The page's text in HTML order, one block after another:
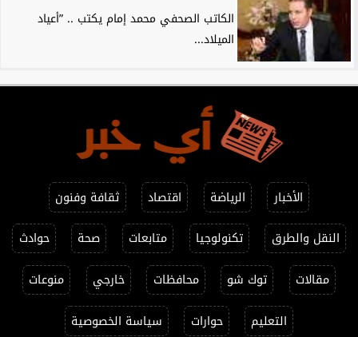
الكاتب الصحفي محمد إمام يكتب .. ”أعياد
الميلاد...
الأخبار الرياضة اقتصاد
ثقافة وفنون
النقل والطرق
تكنولوجيا متابعات صحة
حوادث
مقالات
توك شو محافظات خارجي
منوعات
التعليم
حوارات سياسة الخصوصية